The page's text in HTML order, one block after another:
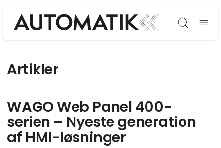
Søg
Artikler
WAGO Web Panel 400-
serien – Nyeste generation
af HMI-løsninger